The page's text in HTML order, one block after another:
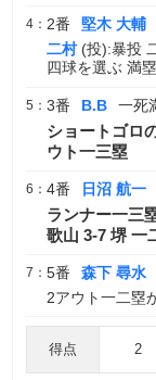
4： 2番 堅木 大輔
二村 (投):暴投
四球を選ぶ 満塁
5： 3番 B.B 一死
ショートゴロ
ウト一三塁
6： 4番 日沼 航一
ランナー一三
歌山 3-7 堺 一
7： 5番 森下 尋水
2アウト一二塁
得点 2